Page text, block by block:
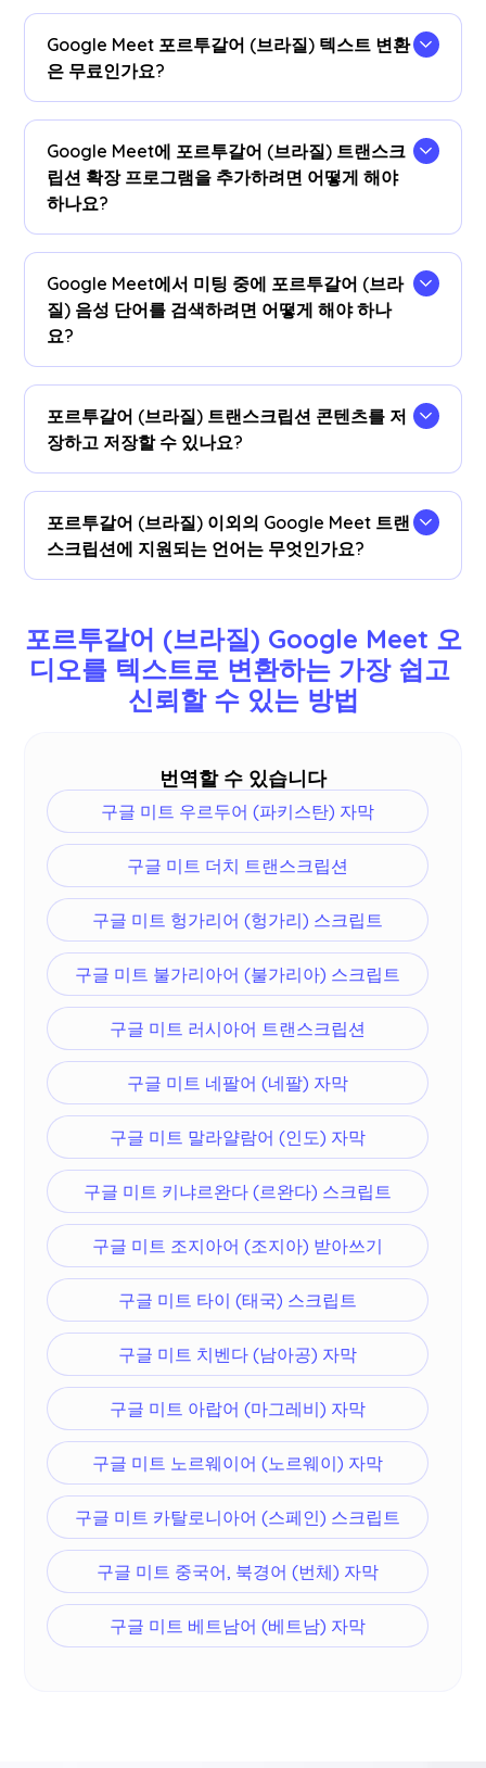
Google Meet 포르투갈어 (브라질) 텍스트 변환
은 무료인가요?
Google Meet에 포르투갈어 (브라질) 트랜스크
립션 확장 프로그램을 추가하려면 어떻게 해야
하나요?
언어를 포르투갈어 (브라질) 로 설정하면 Google
Meet에서 실시간 포르투갈어 (브라질) 음성을 텍스
트로 변환할 수 있습니다.
Google Meet에서 미팅 중에 포르투갈어 (브라
질) 음성 단어를 검색하려면 어떻게 해야 하나
요?
수 있습니다.포르투갈어 (브라질) 텍스트를 강조 표
시하고 마우스 오른쪽 버튼을 클릭한 다음 'Google
검색 대상 (Search for Google) '을 선택하여 의미를
포르투갈어 (브라질) 트랜스크립션 콘텐츠를 저
장하고 저장할 수 있나요?
JotMe에 저장됩니다.계기반 .선호하는 도구에서 문
서의 사본을 보고, 복사하고, 번역할 수도 있습니다.
포르투갈어 (브라질) 이외의 Google Meet 트랜
스크립션에 지원되는 언어는 무엇인가요?
어, 우르두어, 터키어, 노르웨이어, 이탈리아어, 버마
어, 러시아어, 필리핀어, 스와힐리어, 헝가리어 등 77
개 언어를 지원합니다.더.
포르투갈어 (브라질) Google Meet 오
디오를 텍스트로 변환하는 가장 쉽고
신뢰할 수 있는 방법
번역할 수 있습니다
구글 미트 우르두어 (파키스탄) 자막
구글 미트 더치 트랜스크립션
구글 미트 헝가리어 (헝가리) 스크립트
구글 미트 불가리아어 (불가리아) 스크립트
구글 미트 러시아어 트랜스크립션
구글 미트 네팔어 (네팔) 자막
구글 미트 말라얄람어 (인도) 자막
구글 미트 키냐르완다 (르완다) 스크립트
구글 미트 조지아어 (조지아) 받아쓰기
구글 미트 타이 (태국) 스크립트
구글 미트 치벤다 (남아공) 자막
구글 미트 아랍어 (마그레비) 자막
구글 미트 노르웨이어 (노르웨이) 자막
구글 미트 카탈로니아어 (스페인) 스크립트
구글 미트 중국어, 북경어 (번체) 자막
구글 미트 베트남어 (베트남) 자막